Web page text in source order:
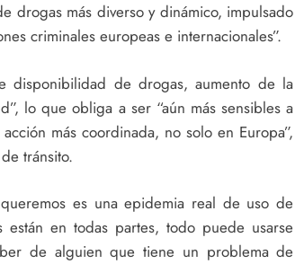
drogas más diverso y dinámico, impulsado
criminales europeas e internacionales”.
disponibilidad de drogas, aumento de la
lo que obliga a ser “aún más sensibles a
más coordinada, no solo en Europa”,
tránsito.
es una epidemia real de uso de
están en todas partes, todo puede usarse
de alguien que tiene un problema de